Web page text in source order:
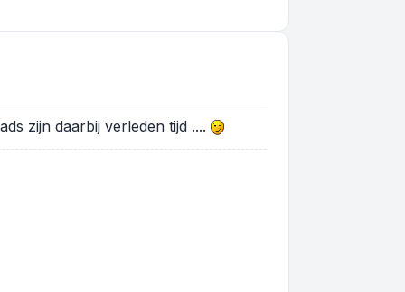
zijn daarbij verleden tijd ....